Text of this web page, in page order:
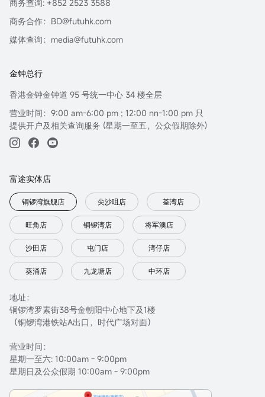
商务查询: +852 2523 3588
商务合作：BD@futuhk.com
媒体查询：media@futuhk.com
金钟总行
香港金钟金钟道 95 号统一中心 34 楼全层
营业时间：9:00 am-6:00 pm ; 12:00 nn-1:00 pm 只
提供开户及相关查询服务 (星期一至五，公众假期除外)
富途实体店
铜锣湾旗舰店 尖沙咀店 荃湾店
旺角店 铜锣湾店 将军澳店
沙田店 屯门店 湾仔店
葵涌店 九龙塘店 中环店
地址：
铜锣湾罗素街38号金朝阳中心地下及1楼
（铜锣湾港铁站A出口，时代广场对面）
营业时间：
星期一至六: 10:00am - 9:00pm
星期日及公众假期 10:00am - 9:00pm